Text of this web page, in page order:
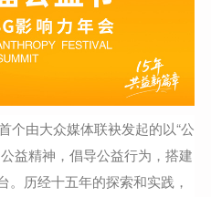
个由大众媒体联袂发起的以“公
益精神，倡导公益行为，搭建
。历经十五年的探索和实践，